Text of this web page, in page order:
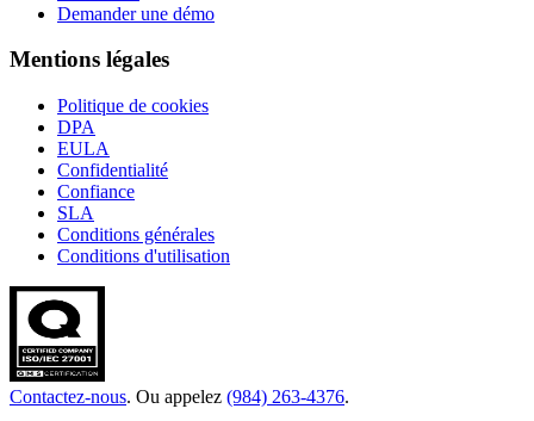
Demander une démo
Mentions légales
Politique de cookies
DPA
EULA
Confidentialité
Confiance
SLA
Conditions générales
Conditions d'utilisation
Contactez-nous. Ou appelez (984) 263-4376.